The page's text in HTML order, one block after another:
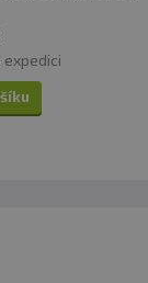
expedici